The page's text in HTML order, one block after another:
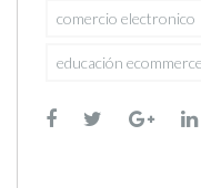
comercio electronico
educación ecommerce
Facebook
Twitter